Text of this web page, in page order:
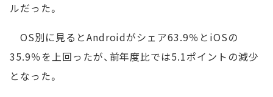
ルだった。
OS別に見るとAndroidがシェア63.9％とiOSの
35.9％を上回ったが、前年度比では5.1ポイントの減少
となった。